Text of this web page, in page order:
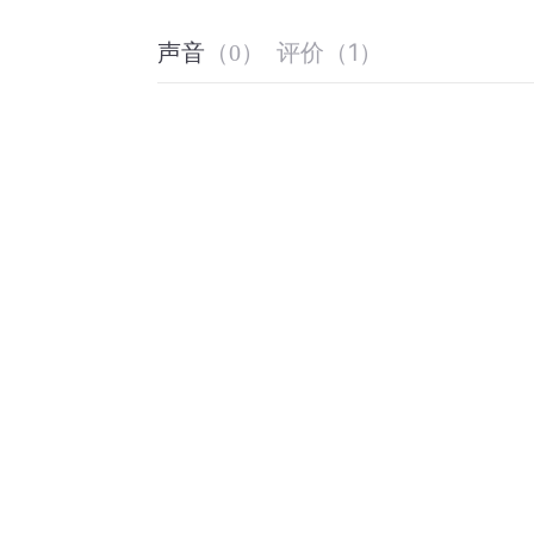
声音 （0） 评价 （1 ）